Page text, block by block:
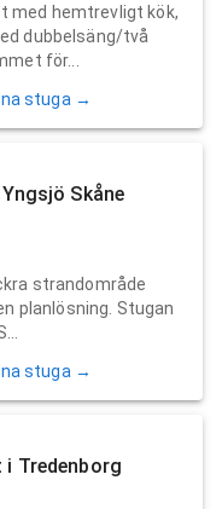
med hemtrevligt kök,
dubbelsäng/två
för...
stuga →
Skåne
strandområde
planlösning. Stugan
stuga →
Tredenborg